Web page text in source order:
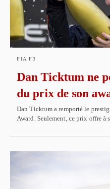
FIA F3
Dan Ticktum ne
du prix de son
Dan Ticktum a remporté le
Award. Seulement, ce prix offre